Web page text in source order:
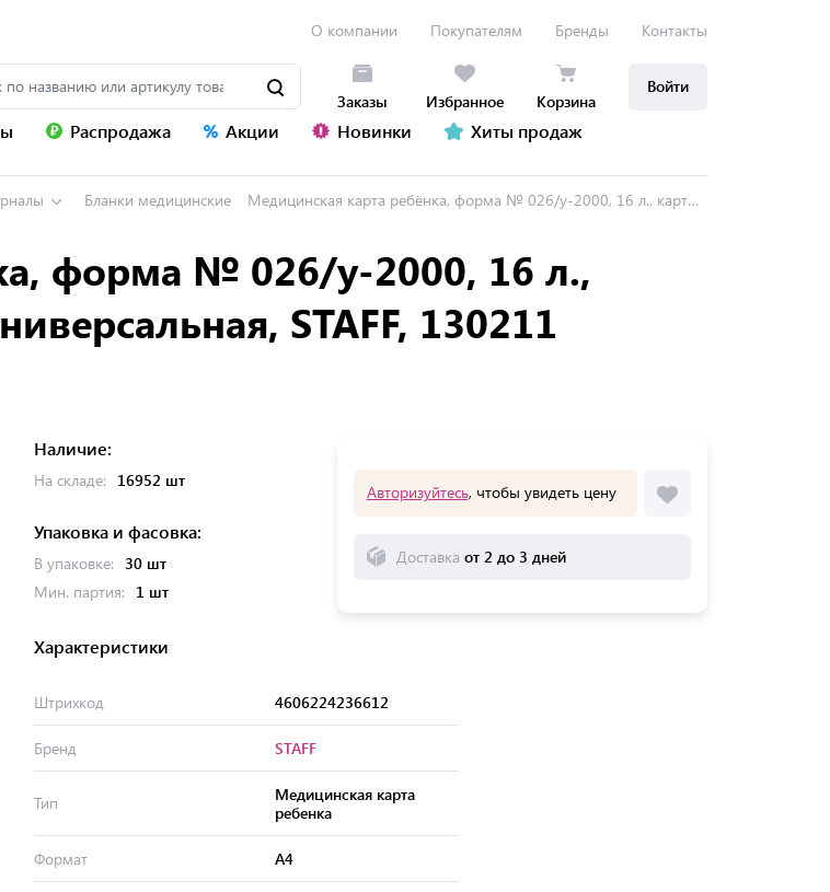
О компании Покупателям Бренды Контакты
Заказы Избранное Корзина
Войти
Распродажа Акции Новинки Хиты продаж
Бланки медицинские Медицинская карта ребёнка, форма № 026/у-2000, 16 л., картон, А4 (200x280 мм), универсальная, STAFF, 130211
форма № 026/у-2000, 16 л.,
STAFF, 130211
Наличие:
На складе: 16952 шт
Упаковка и фасовка:
В упаковке:
30 шт
Мин. партия:
1 шт
Авторизуйтесь, чтобы увидеть цену
Доставка от 2 до 3 дней
Характеристики
Штрихкод 4606224236612
Бренд STAFF
Тип
Медицинская карта
ребенка
Формат А4